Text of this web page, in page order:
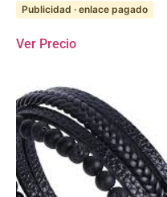
Publicidad · enlace pagado
Ver Precio